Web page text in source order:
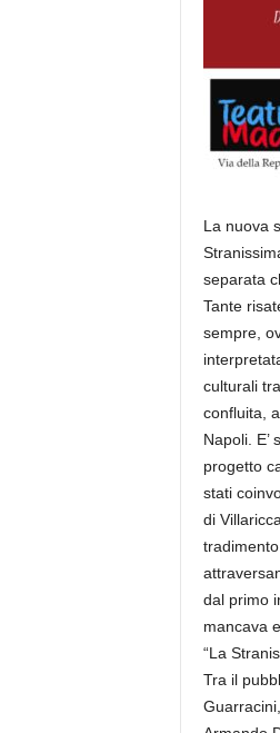
La nuova
separata
Tante
sempre,
culturali
confluita,
Napoli.
progetto
stati
di
dal primo
mancava
“La
Tra il